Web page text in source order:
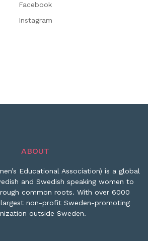
Facebook
Instagram
ABOUT
Educational Association) is a global
and Swedish speaking women to
common roots. With over 6000
largest non-profit Sweden-promoting
outside Sweden.